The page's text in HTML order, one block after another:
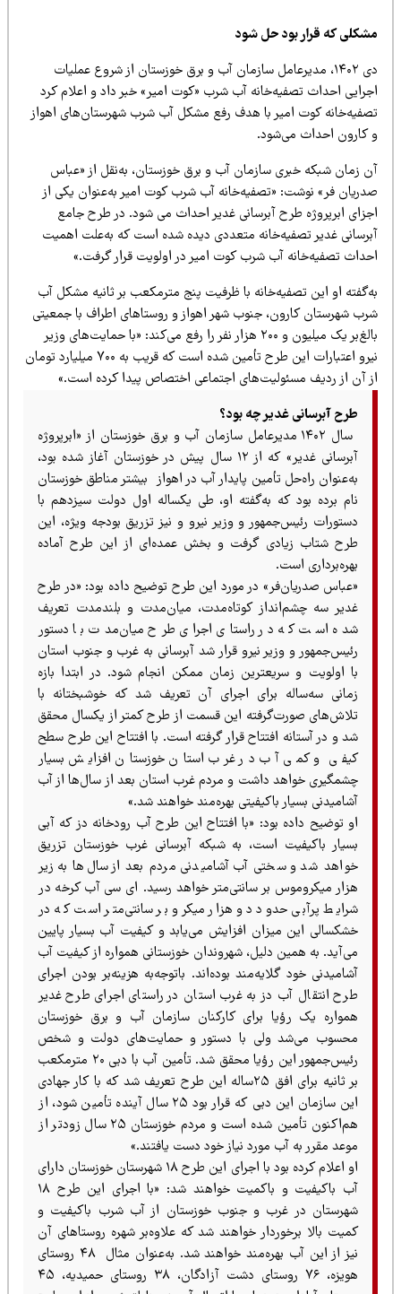
که قرار بود حل شود
دی ۱۴۰۲، مدیرعامل سازمان آب و برق خوزستان از شروع عملیات
احداث تصفیه‌خانه آب شرب «کوت امیر» خبر داد و اعلام کرد
کوت امیر با هدف رفع مشکل آب شرب شهرستان‌های اهواز
کارون احداث می‌شود.
زمان شبکه خبری سازمان آب و برق خوزستان، به‌نقل از «عباس
فر» نوشت: «تصفیه‌خانه آب شرب کوت امیر به‌عنوان یکی از
ابرپروژه طرح آبرسانی غدیر احداث می شود. در طرح جامع
غدیر تصفیه‌خانه متعددی دیده شده است که به‌علت اهمیت
تصفیه‌خانه آب شرب کوت امیر در اولویت قرار گرفت.»
او این تصفیه‌خانه با ظرفیت پنج مترمکعب بر ثانیه مشکل آب
شهرستان کارون، جنوب شهر اهواز و روستاهای اطراف با جمعیتی
بالغ‌بر یک میلیون و ۲۰۰ هزار نفر را رفع می‌کند: «با حمایت‌های وزیر
نیرو اعتبارات این طرح تأمین شده است که قریب به ۷۰۰ میلیارد تومان
آن از ردیف مسئولیت‌های اجتماعی اختصاص پیدا کرده است.»‌
طرح آبرسانی غدیر چه بود؟
سال ۱۴۰۲ مدیرعامل سازمان آب و برق خوزستان از «ابرپروژه
آبرسانی غدیر» که از ۱۲ سال پیش در خوزستان آغاز شده بود،
به‌عنوان راه‌حل تأمین پایدار آب در اهواز بیشتر مناطق خوزستان
نام برده بود که به‌گفته او، طی یکساله اول دولت سیزدهم با
دستورات رئیس‌جمهور و وزیر نیرو و نیز تزریق بودجه ویژه، این
طرح شتاب زیادی گرفت و بخش عمده‌ای از این طرح آماده
بهره‌برداری است.
«عباس صدریان‌فر» در مورد این طرح توضیح داده بود: «در طرح
غدیر سه چشم‌انداز کوتاه‌مدت، میان‌مدت و بلندمدت تعریف
شده است که در راستای اجرای طرح میان‌مدت با دستور
رئیس‌جمهور و وزیر نیرو قرار شد آبرسانی به غرب و جنوب استان
با اولویت و سریعترین زمان ممکن انجام شود. در ابتدا بازه
زمانی سه‌ساله برای اجرای آن تعریف شد که خوشبختانه با
تلاش‌های صورت‌گرفته این قسمت از طرح کمتر از یکسال محقق
شد و در آستانه افتتاح قرار گرفته است. با افتتاح این طرح سطح
کیفی و کمی آب در غرب استان خوزستان افزایش بسیار
چشمگیری خواهد داشت و مردم غرب استان بعد از سال‌ها از آب
آشامیدنی بسیار باکیفیتی بهره‌مند خواهند شد.»
او توضیح داده بود: «با افتتاح این طرح آب رودخانه دز که آبی
بسیار باکیفیت است، به شبکه آبرسانی غرب خوزستان تزریق
خواهد شد و سختی آب آشامیدنی مردم بعد از سال‌ها به زیر
هزار میکروموس بر سانتی‌متر خواهد رسید.ای سیآب کرخه در
شرایط پرآبی حدود دو هزار میکرو بر سانتی‌متر است که در
خشکسالی این میزان افزایش می‌یابد و کیفیت آب بسیار پایین
می‌آید. به همین دلیل، شهروندان خوزستانی همواره از کیفیت آب
آشامیدنی خود گلایه‌مند بوده‌اند. باتوجه‌به هزینه‌بر بودن اجرای
طرح انتقال آب دز به غرب استان در راستای اجرای طرح غدیر
همواره یک رؤیا برای کارکنان سازمان آب و برق خوزستان
محسوب می‌شد ولی با دستور و حمایت‌های دولت و شخص
رئیس‌جمهور این رؤیا محقق شد. تأمین آب با دبی ۲۰ مترمکعب
بر ثانیه برای افق ۲۵ساله این طرح تعریف شد که با کار جهادی
این سازمان این دبی که قرار بود ۲۵ سال آینده تأمین شود، از
هم‌اکنون تأمین شده است و مردم خوزستان ۲۵ سال زودتر از
موعد مقرر به آب مورد نیاز خود دست یافتند.»
او اعلام کرده بود با اجرای این طرح ۱۸ شهرستان خوزستان دارای
آب باکیفیت و باکمیت خواهند شد: «با اجرای این طرح ۱۸
شهرستان در غرب و جنوب خوزستان از آب شرب باکیفیت و
کمیت بالا برخوردار خواهند شد که علاوه‌بر شهره روستاهای آن
نیز از این آب بهره‌مند خواهند شد. به‌عنوان مثال ۴۸ روستای
هویزه، ۷۶ روستای دشت آزادگان، ۳۸ روستای حمیدیه، ۴۵